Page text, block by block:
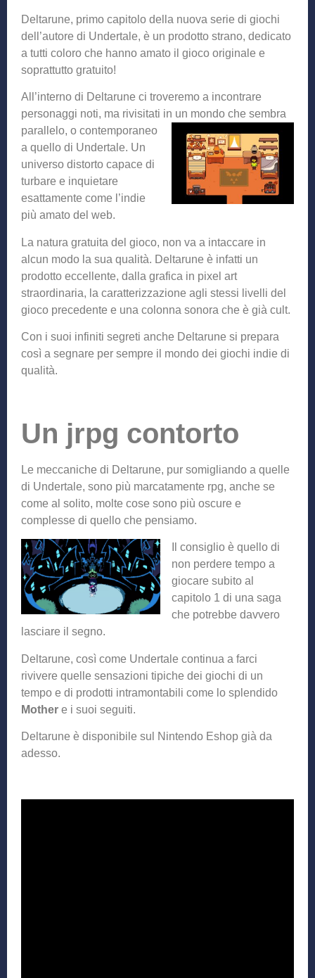
Deltarune, primo capitolo della nuova serie di giochi
dell’autore di Undertale, è un prodotto strano, dedicato
a tutti coloro che hanno amato il gioco originale e
soprattutto gratuito!
All’interno di Deltarune ci troveremo a incontrare
personaggi noti, ma rivisitati in un mondo che sembra
parallelo, o contemporaneo
a quello di Undertale. Un
universo distorto capace di
turbare e inquietare
esattamente come l’indie
più amato del web.
La natura gratuita del gioco, non va a intaccare in
alcun modo la sua qualità. Deltarune è infatti un
prodotto eccellente, dalla grafica in pixel art
straordinaria, la caratterizzazione agli stessi livelli del
gioco precedente e una colonna sonora che è già cult.
Con i suoi infiniti segreti anche Deltarune si prepara
così a segnare per sempre il mondo dei giochi indie di
qualità.
Un jrpg contorto
Le meccaniche di Deltarune, pur somigliando a quelle
di Undertale, sono più marcatamente rpg, anche se
come al solito, molte cose sono più oscure e
complesse di quello che pensiamo.
Il consiglio è que llo di
non perdere tempo a
giocare subito al
capitolo 1 di una saga
che potrebbe davvero
lasciare il segno.
Deltarune, così come Undertale continua a farci
rivivere quelle sensazioni tipiche dei giochi di un
tempo e di prodotti intramontabili come lo splendido
Mother e i suoi seguiti.
Deltarune è disponibile sul Nintendo Eshop già da
adesso.